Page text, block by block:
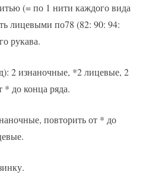
(= по 1 нити каждого вида
лицевыми по78 (82: 90: 94:
рукава.
2 изнаночные, *2 лицевые, 2
* до конца ряда.
повторить от * до